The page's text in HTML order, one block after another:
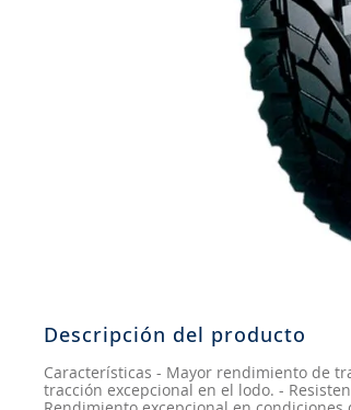
Descripción del producto
Características - Mayor rendimiento de
tracción excepcional en el lodo. -